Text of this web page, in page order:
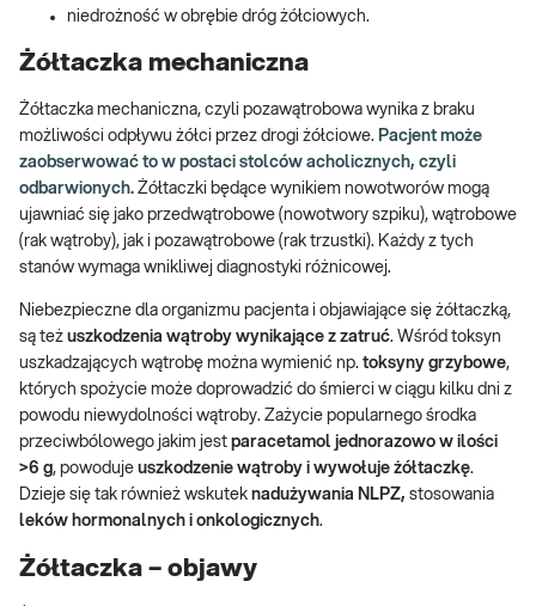
niedrożność w obrębie dróg żółciowych.
Żółtaczka mechaniczna
Żółtaczka mechaniczna, czyli pozawątrobowa wynika z braku
możliwości odpływu żółci przez drogi żółciowe. Pacjent może
zaobserwować to w postaci stolców acholicznych, czyli
odbarwionych. Żółtaczki będące wynikiem nowotworów mogą
ujawniać się jako przedwątrobowe (nowotwory szpiku), wątrobowe
(rak wątroby), jak i pozawątrobowe (rak trzustki). Każdy z tych
stanów wymaga wnikliwej diagnostyki różnicowej.
Niebezpieczne dla organizmu pacjenta i objawiające się żółtaczką,
są też uszkodzenia wątroby wynikające z zatruć. Wśród toksyn
uszkadzających wątrobę można wymienić np. toksyny grzybowe,
których spożycie może doprowadzić do śmierci w ciągu kilku dni z
powodu niewydolności wątroby. Zażycie popularnego środka
przeciwbólowego jakim jest paracetamol jednorazowo w ilości
>6 g, powoduje uszkodzenie wątroby i wywołuje żółtaczkę.
Dzieje się tak również wskutek nadużywania NLPZ, stosowania
leków hormonalnych i onkologicznych.
Żółtaczka – objawy